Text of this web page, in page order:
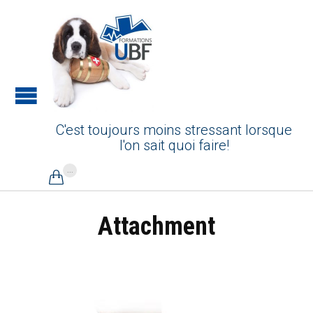
C'est toujours moins stressant lorsque
l'on sait quoi faire!

Attachment